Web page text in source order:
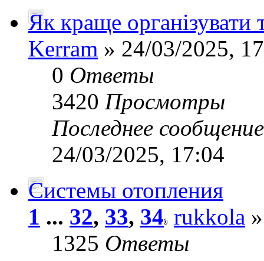
Як краще організувати
Kerram » 24/03/2025,
0 Ответы
3420 Просмотры
Последнее
24/03/2025, 17:04
Системы отопления
1 ... 32, 33, 34 rukkola
1325 Ответы